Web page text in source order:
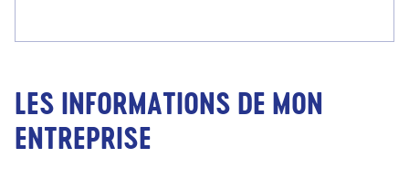
LES INFORMATIONS DE MON
ENTREPRISE